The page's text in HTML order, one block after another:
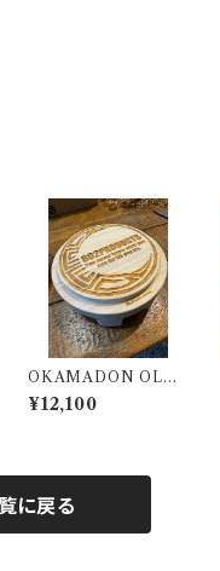
OKAMADON OLD
MOUNTAIN × 802
PRODUCTS Hinoki
¥12,100
に戻る